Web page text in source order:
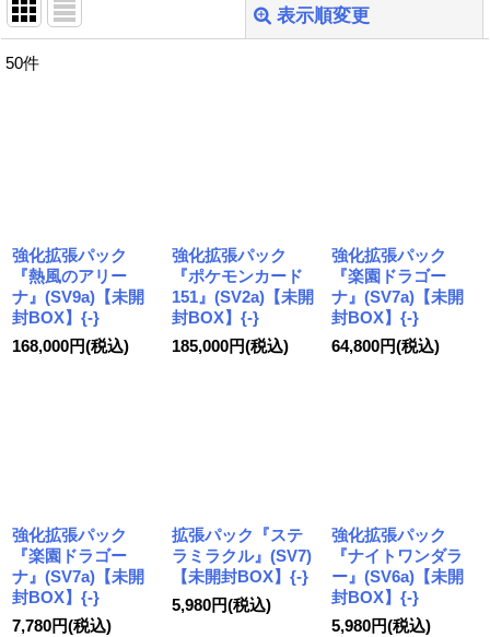
表示順変更
50件
強化拡張パック
『熱風のアリー
ナ』(SV9a)【未開
封BOX】{-}
168,000円(税込)
強化拡張パック
『ポケモンカード
151』(SV2a)【未開
封BOX】{-}
185,000円(税込)
強化拡張パック
『楽園ドラゴー
ナ』(SV7a)【未開
封BOX】{-}
64,800円(税込)
強化拡張パック
『楽園ドラゴー
ナ』(SV7a)【未開
封BOX】{-}
7,780円(税込)
拡張パック『ステ
ラミラクル』(SV7)
【未開封BOX】{-}
5,980円(税込)
強化拡張パック
『ナイトワンダラ
ー』(SV6a)【未開
封BOX】{-}
5,980円(税込)